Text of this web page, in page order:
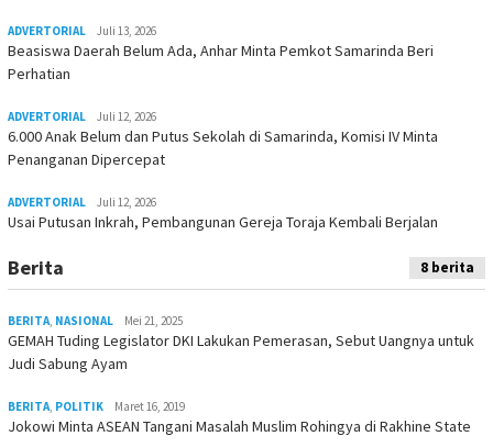
ADVERTORIAL Juli 13, 2026
Beasiswa Daerah Belum Ada, Anhar Minta Pemkot Samarinda Beri
Perhatian
ADVERTORIAL Juli 12, 2026
6.000 Anak Belum dan Putus Sekolah di Samarinda, Komisi IV Minta
Penanganan Dipercepat
ADVERTORIAL Juli 12, 2026
Usai Putusan Inkrah, Pembangunan Gereja Toraja Kembali Berjalan
Berita 8 berita
BERITA, NASIONAL Mei 21, 2025
GEMAH Tuding Legislator DKI Lakukan Pemerasan, Sebut Uangnya untuk
Judi Sabung Ayam
BERITA, POLITIK Maret 16, 2019
Jokowi Minta ASEAN Tangani Masalah Muslim Rohingya di Rakhine State